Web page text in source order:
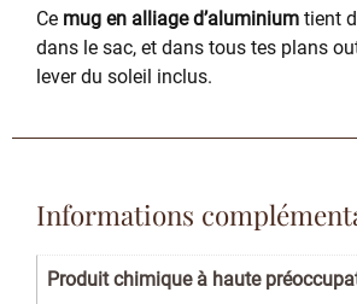
Ce mug en alliage d’aluminium tient
dans le sac, et dans tous tes plans
lever du soleil inclus.
Informations
Produit chimique à haute